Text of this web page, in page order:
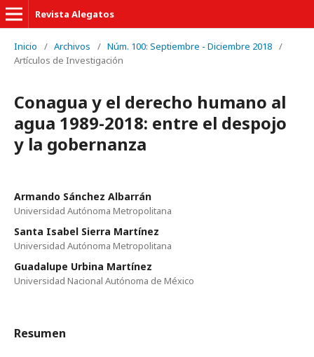
Revista Alegatos
Inicio / Archivos / Núm. 100: Septiembre - Diciembre 2018 /
Artículos de Investigación
Conagua y el derecho humano al
agua 1989-2018: entre el despojo
y la gobernanza
Armando Sánchez Albarrán
Universidad Autónoma Metropolitana
Santa Isabel Sierra Martínez
Universidad Autónoma Metropolitana
Guadalupe Urbina Martínez
Universidad Nacional Autónoma de México
Resumen